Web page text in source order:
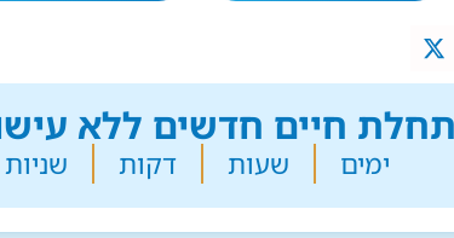
חיים חדשים ללא
ימים שעות דקות שניות